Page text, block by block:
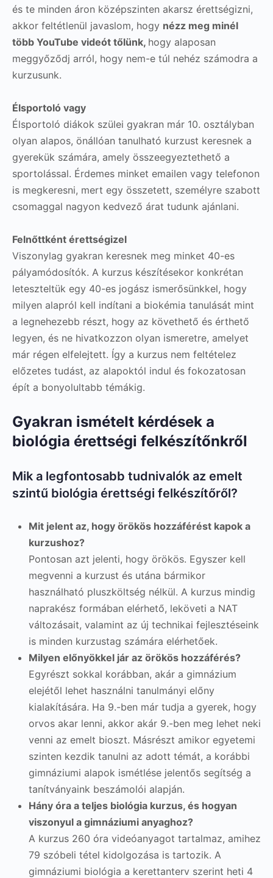
és te minden áron középszinten akarsz érettségizni,
akkor feltétlenül javaslom, hogy nézz meg minél
több YouTube videót tőlünk, hogy alaposan
meggyőződj arról, hogy nem-e túl nehéz számodra a
kurzusunk.
Élsportoló vagy
Élsportoló diákok szülei gyakran már 10. osztályban
olyan alapos, önállóan tanulható kurzust keresnek a
gyerekük számára, amely összeegyeztethető a
sportolással. Érdemes minket emailen vagy telefonon
is megkeresni, mert egy összetett, személyre szabott
csomaggal nagyon kedvező árat tudunk ajánlani.
Felnőttként érettségizel
Viszonylag gyakran keresnek meg minket 40-es
pályamódosítók. A kurzus készítésekor konkrétan
leteszteltük egy 40-es jogász ismerősünkkel, hogy
milyen alapról kell indítani a biokémia tanulását mint
a legnehezebb részt, hogy az követhető és érthető
legyen, és ne hivatkozzon olyan ismeretre, amelyet
már régen elfelejtett. Így a kurzus nem feltételez
előzetes tudást, az alapoktól indul és fokozatosan
épít a bonyolultabb témákig.
Gyakran ismételt kérdések a
biológia érettségi felkészítőnkről
Mik a legfontosabb tudnivalók az emelt
szintű biológia érettségi felkészítőről?
Mit jelent az, hogy örökös hozzáférést kapok a
kurzushoz?
Pontosan azt jelenti, hogy örökös. Egyszer kell
megvenni a kurzust és utána bármikor
használható pluszköltség nélkül. A kurzus mindig
naprakész formában elérhető, leköveti a NAT
változásait, valamint az új technikai fejlesztéseink
is minden kurzustag számára elérhetőek.
Milyen előnyökkel jár az örökös hozzáférés?
Egyrészt sokkal korábban, akár a gimnázium
elejétől lehet használni tanulmányi előny
kialakítására. Ha 9.-ben már tudja a gyerek, hogy
orvos akar lenni, akkor akár 9.-ben meg lehet neki
venni az emelt bioszt. Másrészt amikor egyetemi
szinten kezdik tanulni az adott témát, a korábbi
gimnáziumi alapok ismétlése jelentős segítség a
tanítványaink beszámolói alapján.
Hány óra a teljes biológia kurzus, és hogyan
viszonyul a gimnáziumi anyaghoz?
A kurzus 260 óra videóanyagot tartalmaz, amihez
79 szóbeli tétel kidolgozása is tartozik. A
gimnáziumi biológia a kerettanterv szerint heti 4